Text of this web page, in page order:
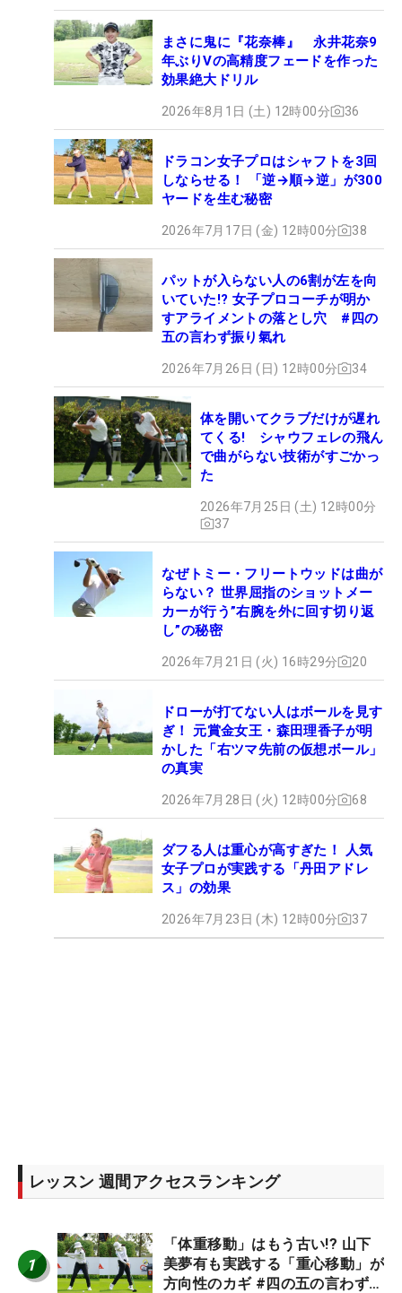
まさに鬼に『花奈棒』 永井花奈9
年ぶりVの高精度フェードを作った
効果絶大ドリル
2026年8月1日 (土) 12時00分 36
ドラコン女子プロはシャフトを3回
しならせる！ 「逆→順→逆」が300
ヤードを生む秘密
2026年7月17日 (金) 12時00分 38
パットが入らない人の6割が左を向
いていた!? 女子プロコーチが明か
すアライメントの落とし穴 #四の
五の言わず振り氣れ
2026年7月26日 (日) 12時00分 34
体を開いてクラブだけが遅れ
てくる! シャウフェレの飛ん
で曲がらない技術がすごかっ
た
2026年7月25日 (土) 12時00分
37
なぜトミー・フリートウッドは曲が
らない？ 世界屈指のショットメー
カーが行う”右腕を外に回す切り返
し”の秘密
2026年7月21日 (火) 16時29分 20
ドローが打てない人はボールを見す
ぎ！ 元賞金女王・森田理香子が明
かした「右ツマ先前の仮想ボール」
の真実
2026年7月28日 (火) 12時00分 68
ダフる人は重心が高すぎた！ 人気
女子プロが実践する「丹田アドレ
ス」の効果
2026年7月23日 (木) 12時00分 37
レッスン 週間アクセスランキング
1
「体重移動」はもう古い!? 山下
美夢有も実践する「重心移動」が
方向性のカギ #四の五の言わず振